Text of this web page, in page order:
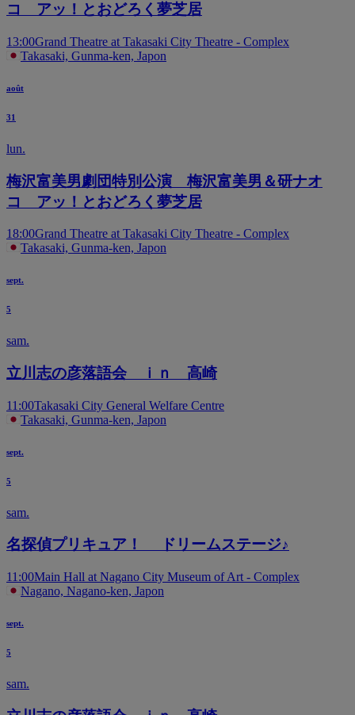
コ アッ！とおどろく夢芝居
13:00Grand Theatre at Takasaki City Theatre - Complex
Takasaki, Gunma-ken, Japon
août
31
lun.
梅沢富美男劇団特別公演 梅沢富美男＆研ナオ
コ アッ！とおどろく夢芝居
18:00Grand Theatre at Takasaki City Theatre - Complex
Takasaki, Gunma-ken, Japon
sept.
5
sam.
立川志の彦落語会 ｉｎ 高崎
11:00Takasaki City General Welfare Centre
Takasaki, Gunma-ken, Japon
sept.
5
sam.
名探偵プリキュア！ ドリームステージ♪
11:00Main Hall at Nagano City Museum of Art - Complex
Nagano, Nagano-ken, Japon
sept.
5
sam.